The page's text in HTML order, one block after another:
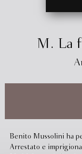
M. La
Benito Mussolini ha
Arrestato e